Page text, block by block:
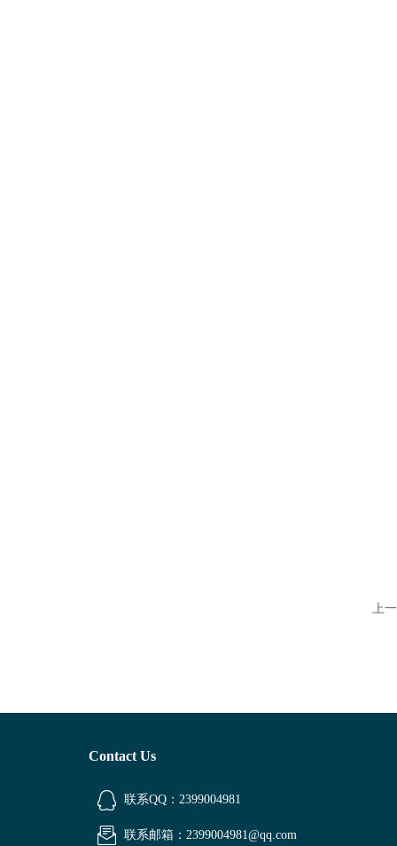
上
Contact Us
联系QQ：2399004981
联系邮箱：2399004981@qq.com